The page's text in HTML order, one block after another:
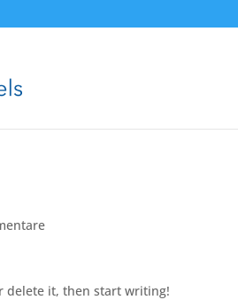
delete it, then start writing!